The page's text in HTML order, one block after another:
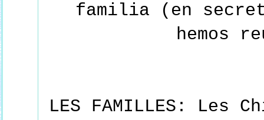
familia (en
hemos
LES FAMILLES: Les